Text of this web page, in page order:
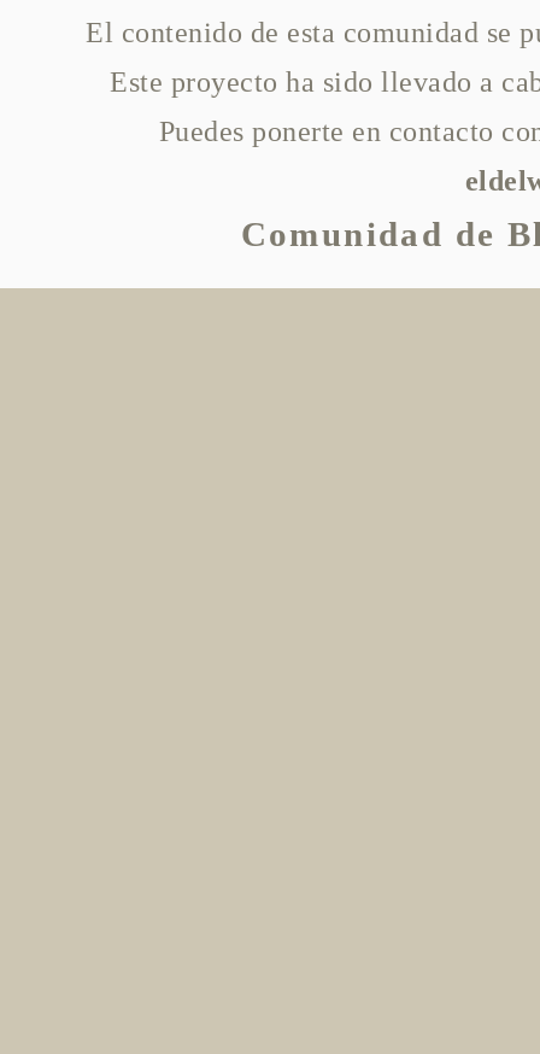
El contenido de esta comunidad se
Este proyecto ha sido llevado a
Puedes ponerte en contacto
Comunidad de